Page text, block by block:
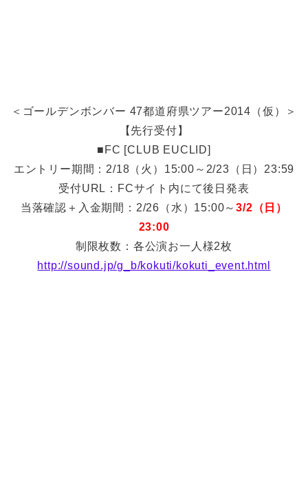
＜ゴールデンボンバー 47都道府県ツアー2014（仮）＞
【先行受付】
■FC [CLUB EUCLID]
エントリー期間：2/18（火）15:00～2/23（日）23:59
受付URL：FCサイト内にて後日発表
当落確認＋入金期間：2/26（水）15:00～3/2（日）
23:00
制限枚数：各公演お一人様2枚
http://sound.jp/g_b/kokuti/kokuti_event.html